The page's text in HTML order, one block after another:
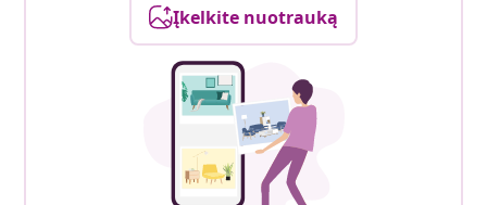
Įkelkite nuotrauką